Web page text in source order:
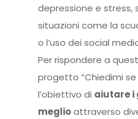
depressione e stress,
situazioni come la
o l’uso dei social
Per rispondere a
progetto “Chiedimi se
l’obiettivo di aiutare i
meglioattraverso